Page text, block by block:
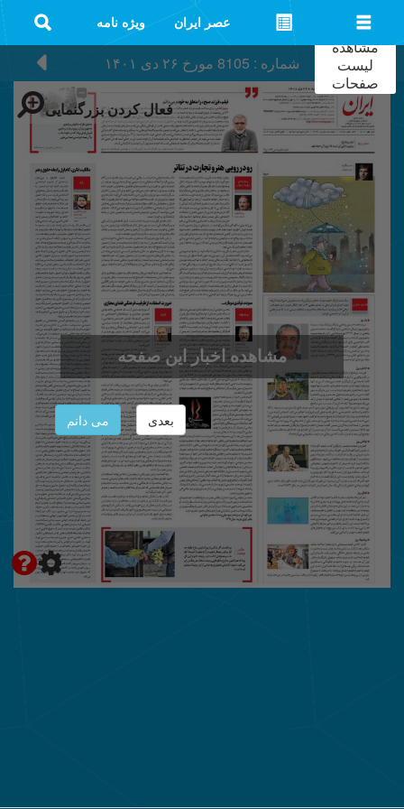
عصر ایران ویژه نامه
شماره : 8105 مورخ ۲۶ دی ۱۴۰۱
فعال کردن بزرگنمایی
مشاهده اخبار این صفحه
مشاهده
لیست
صفحات
بعدی می دانم